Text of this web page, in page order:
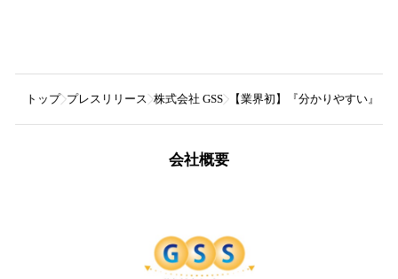
トップ プレスリリース 株式会社 GSS 【業界初】『分かりやすい』
会社概要